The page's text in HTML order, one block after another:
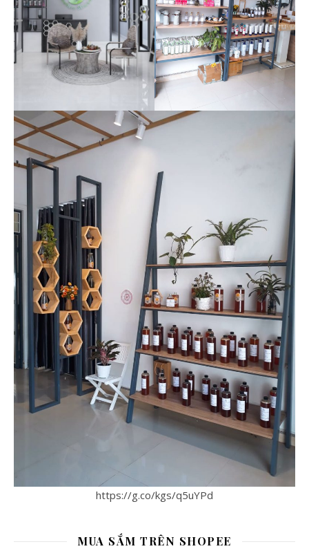
https://g.co/kgs/q5uYPd
MUA SẮM TRÊN SHOPEE